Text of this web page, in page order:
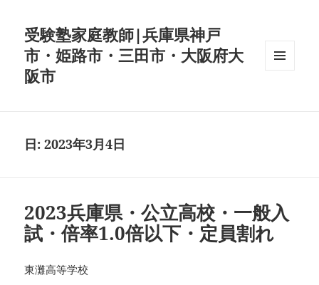
受験塾家庭教師|兵庫県神戸
市・姫路市・三田市・大阪府大
阪市
日:2023年3月4日
2023兵庫県・公立高校・一般入
試・倍率1.0倍以下・定員割れ
東灘高等学校